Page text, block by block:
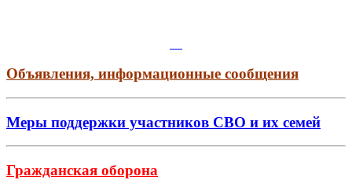
Объявления, информационные сообщения
Меры поддержки участников СВО и их семей
Гражданская оборона